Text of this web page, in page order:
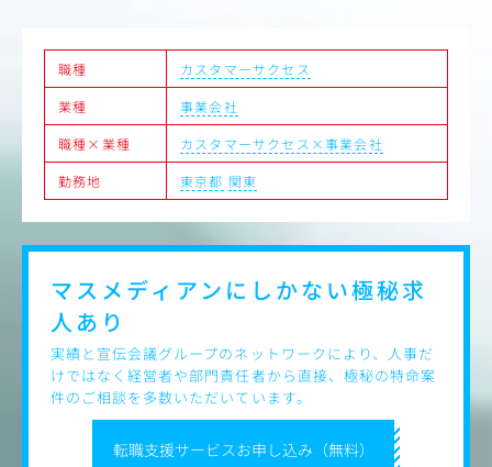
職種
カスタマーサクセス
業種
事業会社
職種×業種
カスタマーサクセス×事業会社
勤務地
東京都 関東
転職支援サービスお申し込み（無料）
マスメディアンにしかない極秘求
人あり
実績と宣伝会議グループのネットワークにより、人事だ
けではなく経営者や部門責任者から直接、極秘の特命案
件のご相談を多数いただいています。